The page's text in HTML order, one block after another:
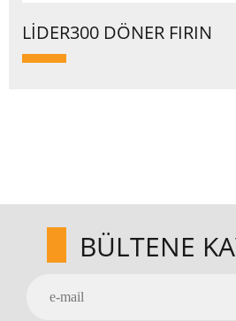
LİDER300 DÖNER FIRIN
BÜLTENE